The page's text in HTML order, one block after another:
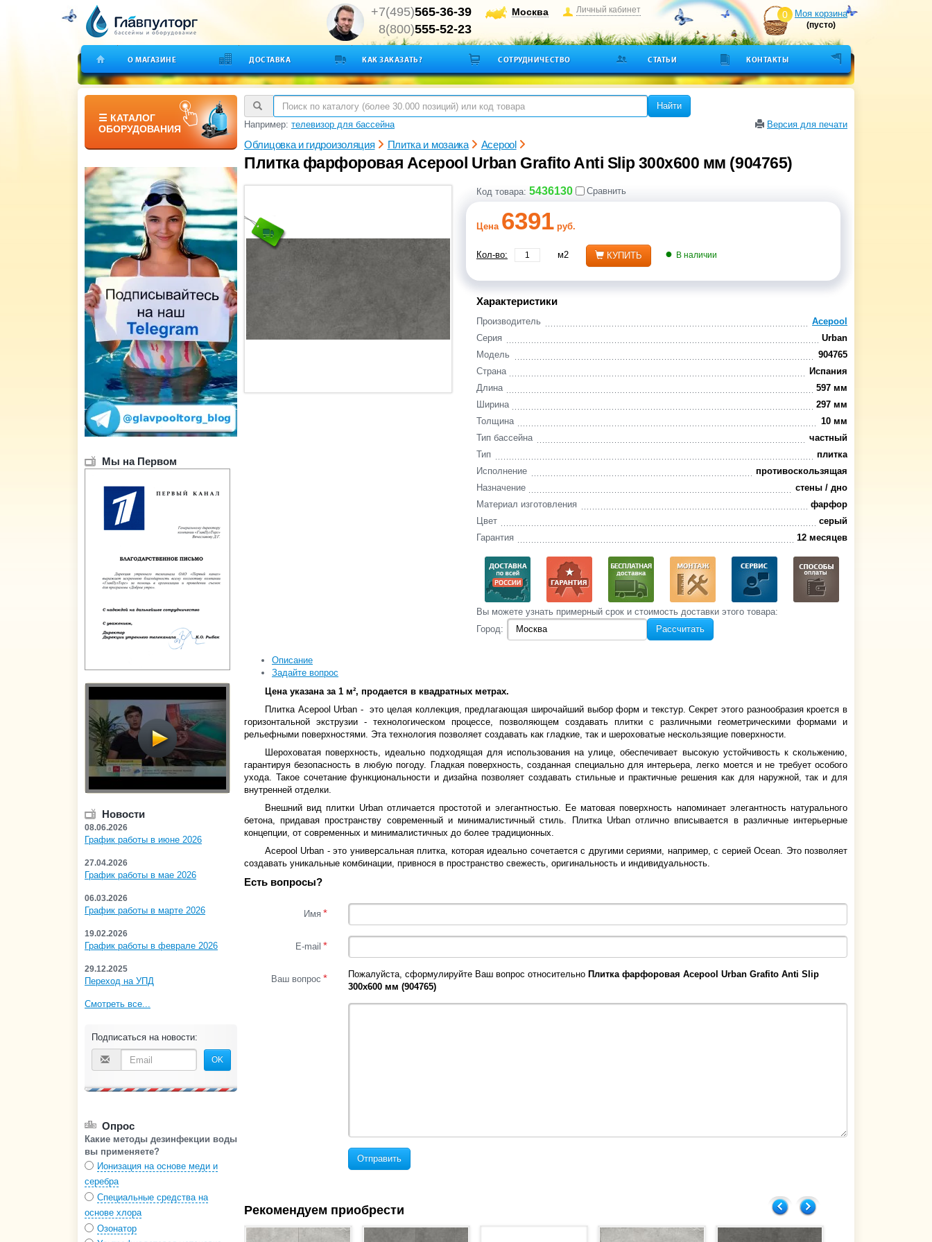
+7(495)565-36-39
8(800)555-52-23
Москва Личный кабинет 0 Моя корзина
(пусто)
О МАГАЗИНЕ ДОСТАВКА КАК ЗАКАЗАТЬ? СОТРУДНИЧЕСТВО СТАТЬИ КОНТАКТЫ
☰ КАТАЛОГ
ОБОРУДОВАНИЯ
Мы на Первом
Новости
08.06.2026
График работы в июне 2026
27.04.2026
График работы в мае 2026
06.03.2026
График работы в марте 2026
19.02.2026
График работы в феврале 2026
29.12.2025
Переход на УПД
Смотреть все...
Подписаться на новости:
OK
Опрос
Какие методы дезинфекции воды
вы применяете?
Ионизация на основе меди и
серебра
Специальные средства на
основе хлора
Озонатор
Найти
Например: телевизор для бассейна Версия для печати
Облицовка и гидроизоляция Плитка и мозаика Acepool
Плитка фарфоровая Acepool Urban Grafito Anti Slip 300х600 мм (904765)
Код товара: 5436130 Сравнить
Цена 6391 руб.
Кол-во: м2 КУПИТЬ В наличии
Характеристики
Acepool
Производитель
Urban
Серия
904765
Модель
Испания
Страна
597 мм
Длина
297 мм
Ширина
10 мм
Толщина
частный
Тип бассейна
плитка
Тип
противоскользящая
Исполнение
стены / дно
Назначение
фарфор
Материал изготовления
серый
Цвет
12 месяцев
Гарантия
Вы‌ можете‌ узнать‌ примерный срок и стоимость‌ доставки этого товара:
Город:
Рассчитать
Описание
Задайте вопрос
Цена указана за 1 м², продается в квадратных метрах.
Плитка Acepool Urban - это целая коллекция, предлагающая широчайший выбор форм и текстур. Секрет этого разнообразия кроется в
горизонтальной экструзии - технологическом процессе, позволяющем создавать плитки с различными геометрическими формами и
рельефными поверхностями. Эта технология позволяет создавать как гладкие, так и шероховатые нескользящие поверхности.
Шероховатая поверхность, идеально подходящая для использования на улице, обеспечивает высокую устойчивость к скольжению,
гарантируя безопасность в любую погоду. Гладкая поверхность, созданная специально для интерьера, легко моется и не требует особого
ухода. Такое сочетание функциональности и дизайна позволяет создавать стильные и практичные решения как для наружной, так и для
внутренней отделки.
Внешний вид плитки Urban отличается простотой и элегантностью. Ее матовая поверхность напоминает элегантность натурального
бетона, придавая пространству современный и минималистичный стиль. Плитка Urban отлично вписывается в различные интерьерные
концепции, от современных и минималистичных до более традиционных.
Acepool Urban - это универсальная плитка, которая идеально сочетается с другими сериями, например, с серией Ocean. Это позволяет
создавать уникальные комбинации, привнося в пространство свежесть, оригинальность и индивидуальность.
Есть вопросы?
Имя *
E-mail *
Ваш вопрос * Пожалуйста, сформулируйте Ваш вопрос относительно Плитка фарфоровая Acepool Urban Grafito Anti Slip
300х600 мм (904765)
Отправить
Рекомендуем приобрести